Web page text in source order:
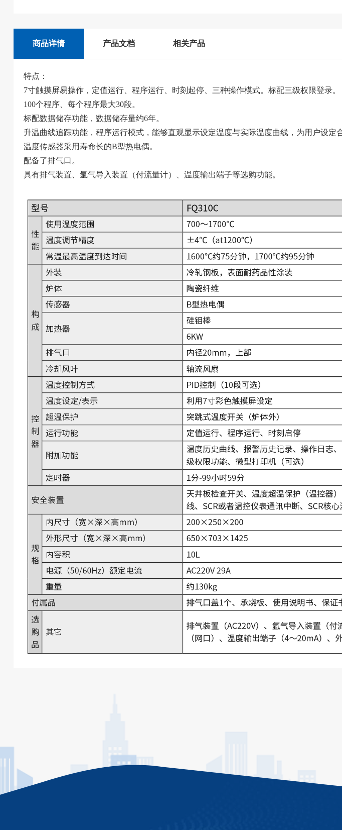
商品详情 产品文档 相关产品
特点：
7寸触摸屏易操作，定值运行、程序运行、时刻起停、三种操作模式。标配三级权限登录。
100个程序、每个程序最大30段。
标配数据储存功能，数据储存量约6年。
升温曲线追踪功能，程序运行模式，能够直观显示设定温度与实际温度曲线，为用户设定
温度传感器采用寿命长的B型热电偶。
配备了排气口。
具有排气装置、氩气导入装置（付流量计）、温度输出端子等选购功能。